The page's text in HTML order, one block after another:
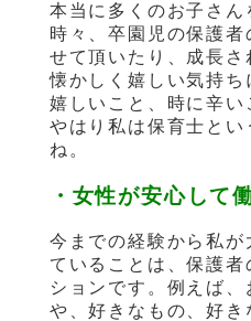
本当に多くのお子さん
時々、卒園児の保護
せて頂いたり、成長さ
懐かしく嬉しい気持ち
嬉しいこと、時に辛い
やはり私は保育士と
ね。
・女性が安心して
今までの経験から私が
ていることは、保護
ションです。例えば
や、好きなもの、好き